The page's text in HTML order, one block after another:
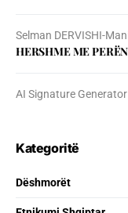
Selman DERVISHI-
HERSHME ME
AI Signature Generator
Kategoritë
Dëshmorët